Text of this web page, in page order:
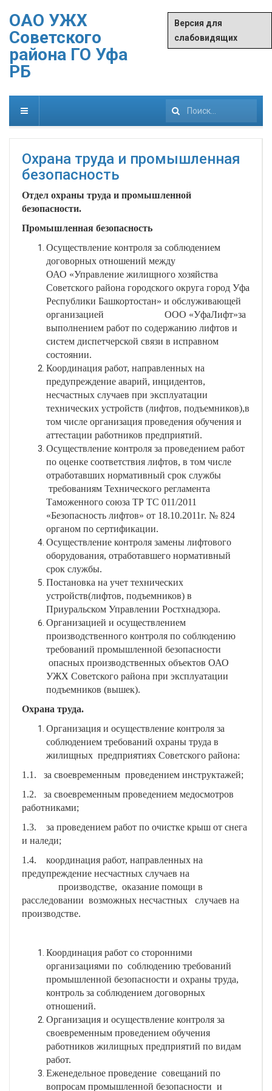
ОАО УЖХ
Советского
района ГО Уфа
РБ
Версия для
слабовидящих
Искать...
Охрана труда и промышленная
безопасность
Отдел охраны труда и промышленной
безопасности.
Промышленная безопасность
Осуществление контроля за соблюдением
договорных отношений между
ОАО «Управление жилищного хозяйства
Советского района городского округа город Уфа
Республики Башкортостан» и обслуживающей
организацией ООО «УфаЛифт»за
выполнением работ по содержанию лифтов и
систем диспетчерской связи в исправном
состоянии.
Координация работ, направленных на
предупреждение аварий, инцидентов,
несчастных случаев при эксплуатации
технических устройств (лифтов, подъемников),в
том числе организация проведения обучения и
аттестации работников предприятий.
Осуществление контроля за проведением работ
по оценке соответствия лифтов, в том числе
отработавших нормативный срок службы
требованиям Технического регламента
Таможенного союза ТР ТС 011/2011
«Безопасность лифтов» от 18.10.2011г. № 824
органом по сертификации.
Осуществление контроля замены лифтового
оборудования, отработавшего нормативный
срок службы.
Постановка на учет технических
устройств(лифтов, подъемников) в
Приуральском Управлении Ростхнадзора.
Организацией и осуществлением
производственного контроля по соблюдению
требований промышленной безопасности
опасных производственных объектов ОАО
УЖХ Советского района при эксплуатации
подъемников (вышек).
Охрана труда.
Организация и осуществление контроля за
соблюдением требований охраны труда в
жилищных предприятиях Советского района:
1.1. за своевременным проведением инструктажей;
1.2. за своевременным проведением медосмотров
работниками;
1.3. за проведением работ по очистке крыш от снега
и наледи;
1.4. координация работ, направленных на
предупреждение несчастных случаев на
производстве, оказание помощи в
расследовании возможных несчастных случаев на
производстве.
Координация работ со сторонними
организациями по соблюдению требований
промышленной безопасности и охраны труда,
контроль за соблюдением договорных
отношений.
Организация и осуществление контроля за
своевременным проведением обучения
работников жилищных предприятий по видам
работ.
Еженедельное проведение совещаний по
вопросам промышленной безопасности и